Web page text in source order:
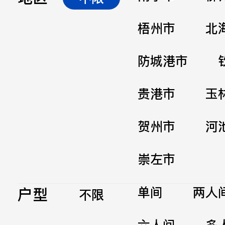
梧州市
北
防城港市
贵港市
玉
贺州市
河
崇左市
户型 不限 单间
两人